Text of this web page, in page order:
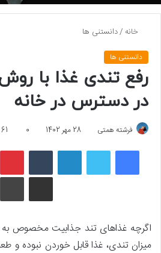
خانه /دانستنی ها
دانستنی ها
رفع تندی غذا با
در دسترس در خانه
فرشته همتی 28 مهر 1402 0
61
فیسبوک لینکداین
اگرچه غذاهای تند جذابیت مخصوص به
میزان تندی، غذا قابل خوردن نبوده